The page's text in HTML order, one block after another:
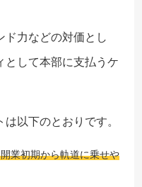
ド力などの対価とし
として本部に支払うケ
以下のとおりです。
業初期から軌道に乗せや